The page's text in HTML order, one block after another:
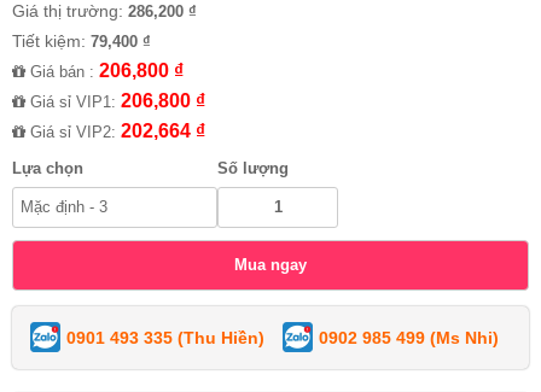
Giá thị trường: 286,200 ₫
Tiết kiệm: 79,400 ₫
Giá bán : 206,800 ₫
Giá sỉ VIP1: 206,800 ₫
Giá sỉ VIP2: 202,664 ₫
Lựa chọn Số lượng
0901 493 335 (Thu Hiền) 0902 985 499 (Ms Nhi)